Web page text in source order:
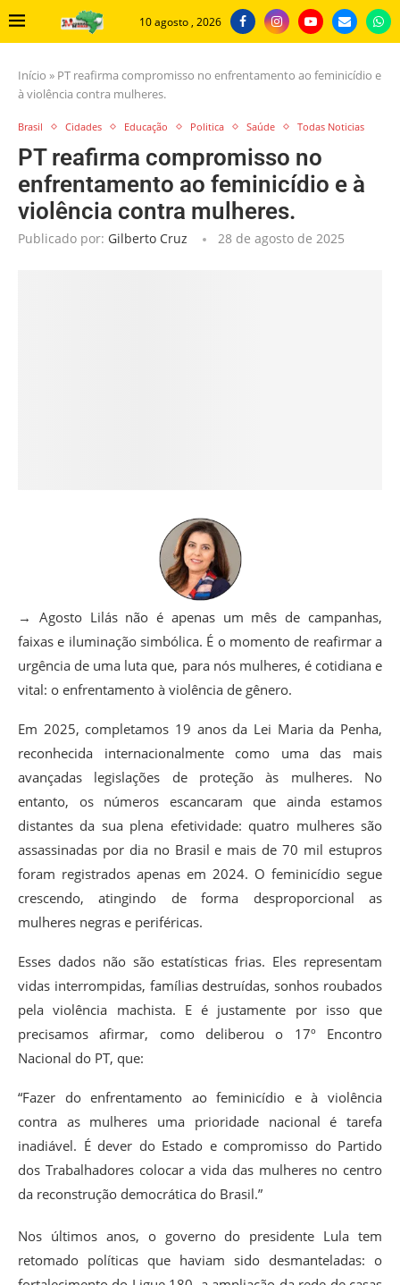
10 agosto , 2026
Início » PT reafirma compromisso no enfrentamento ao feminicídio e
à violência contra mulheres.
Brasil Cidades Educação Politica Saúde Todas Noticias
PT reafirma compromisso no
enfrentamento ao feminicídio e à
violência contra mulheres.
Publicado por: Gilberto Cruz 28 de agosto de 2025
→ Agosto Lilás não é apenas um mês de campanhas,
faixas e iluminação simbólica. É o momento de reafirmar a
urgência de uma luta que, para nós mulheres, é cotidiana e
vital: o enfrentamento à violência de gênero.
Em 2025, completamos 19 anos da Lei Maria da Penha,
reconhecida internacionalmente como uma das mais
avançadas legislações de proteção às mulheres. No
entanto, os números escancaram que ainda estamos
distantes da sua plena efetividade: quatro mulheres são
assassinadas por dia no Brasil e mais de 70 mil estupros
foram registrados apenas em 2024. O feminicídio segue
crescendo, atingindo de forma desproporcional as
mulheres negras e periféricas.
Esses dados não são estatísticas frias. Eles representam
vidas interrompidas, famílias destruídas, sonhos roubados
pela violência machista. E é justamente por isso que
precisamos afirmar, como deliberou o 17º Encontro
Nacional do PT, que:
“Fazer do enfrentamento ao feminicídio e à violência
contra as mulheres uma prioridade nacional é tarefa
inadiável. É dever do Estado e compromisso do Partido
dos Trabalhadores colocar a vida das mulheres no centro
da reconstrução democrática do Brasil.”
Nos últimos anos, o governo do presidente Lula tem
retomado políticas que haviam sido desmanteladas: o